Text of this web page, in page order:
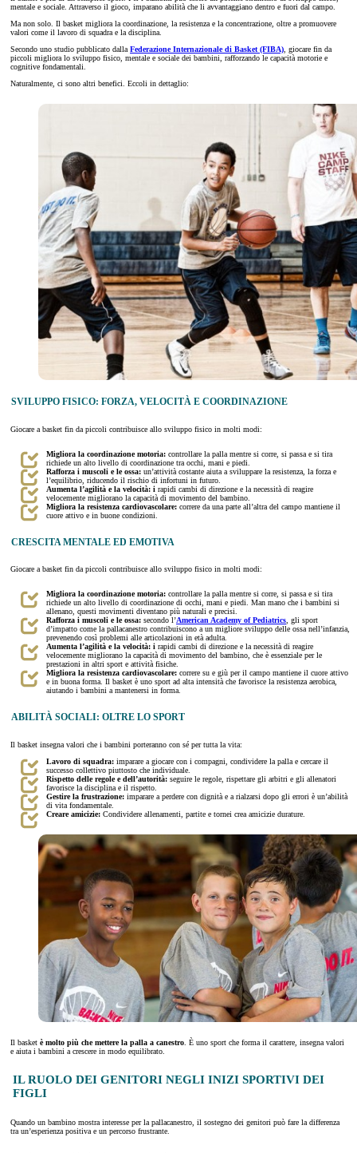
mentale e sociale. Attraverso il gioco, imparano abilità che li avvantaggiano dentro e fuori dal campo.
Ma non solo. Il basket migliora la coordinazione, la resistenza e la concentrazione, oltre a promuovere
valori come il lavoro di squadra e la disciplina.
Secondo uno studio pubblicato dalla Federazione Internazionale di Basket (FIBA) , giocare fin da
piccoli migliora lo sviluppo fisico, mentale e sociale dei bambini, rafforzando le capacità motorie e
cognitive fondamentali.
Naturalmente, ci sono altri benefici. Eccoli in dettaglio:
SVILUPPO FISICO: FORZA, VELOCITÀ E COORDINAZIONE
Giocare a basket fin da piccoli contribuisce allo sviluppo fisico in molti modi:
Migliora la coordinazione motoria: controllare la palla mentre si corre, si passa e si tira
richiede un alto livello di coordinazione tra occhi, mani e piedi.
Rafforza i muscoli e le ossa: un’attività costante aiuta a sviluppare la resistenza, la forza e
l’equilibrio, riducendo il rischio di infortuni in futuro.
Aumenta l’agilità e la velocità: i rapidi cambi di direzione e la necessità di reagire
velocemente migliorano la capacità di movimento del bambino.
Migliora la resistenza cardiovascolare: correre da una parte all’altra del campo mantiene il
cuore attivo e in buone condizioni.
CRESCITA MENTALE ED EMOTIVA
Giocare a basket fin da piccoli contribuisce allo sviluppo fisico in molti modi:
Migliora la coordinazione motoria: controllare la palla mentre si corre, si passa e si tira
richiede un alto livello di coordinazione di occhi, mani e piedi. Man mano che i bambini si
allenano, questi movimenti diventano più naturali e precisi.
Rafforza i muscoli e le ossa: secondo l’American Academy of Pediatrics, gli sport
d’impatto come la pallacanestro contribuiscono a un migliore sviluppo delle ossa nell’infanzia,
prevenendo così problemi alle articolazioni in età adulta.
Aumenta l’agilità e la velocità: i rapidi cambi di direzione e la necessità di reagire
velocemente migliorano la capacità di movimento del bambino, che è essenziale per le
prestazioni in altri sport e attività fisiche.
Migliora la resistenza cardiovascolare: correre su e giù per il campo mantiene il cuore attivo
e in buona forma. Il basket è uno sport ad alta intensità che favorisce la resistenza aerobica,
aiutando i bambini a mantenersi in forma.
ABILITÀ SOCIALI: OLTRE LO SPORT
Il basket insegna valori che i bambini porteranno con sé per tutta la vita:
Lavoro di squadra: imparare a giocare con i compagni, condividere la palla e cercare il
successo collettivo piuttosto che individuale.
Rispetto delle regole e dell’autorità: seguire le regole, rispettare gli arbitri e gli allenatori
favorisce la disciplina e il rispetto.
Gestire la frustrazione: imparare a perdere con dignità e a rialzarsi dopo gli errori è un’abilità
di vita fondamentale.
Creare amicizie: Condividere allenamenti, partite e tornei crea amicizie durature.
Il basket è molto più che mettere la palla a canestro . È uno sport che forma il carattere, insegna valori
e aiuta i bambini a crescere in modo equilibrato.
IL RUOLO DEI GENITORI NEGLI INIZI SPORTIVI DEI
FIGLI
Quando un bambino mostra interesse per la pallacanestro, il sostegno dei genitori può fare la differenza
tra un’esperienza positiva e un percorso frustrante.